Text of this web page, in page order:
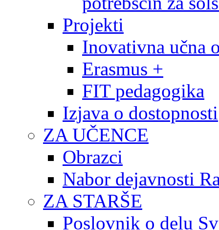
Projekti
Inovativna učna
Erasmus +
FIT pedagogika
Izjava o dostopnosti
ZA UČENCE
Obrazci
Nabor dejavnosti
ZA STARŠE
Poslovnik o delu